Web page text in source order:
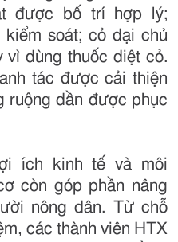
được bố trí hợp lý;
soát; cỏ dại chủ
vì dùng thuốc diệt cỏ.
tác được cải thiện
ruộng dần được phục
ích kinh tế và môi
còn góp phần nâng
nông dân. Từ chỗ
các thành viên HTX